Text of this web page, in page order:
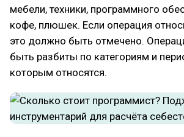
мебели, техники, программного
кофе, плюшек. Если операция
это должно быть отмечено.
быть разбиты по категориям и
которым относятся.